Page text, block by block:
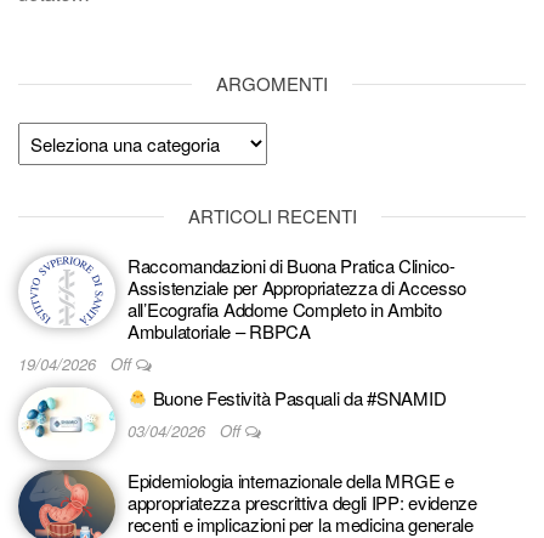
ARGOMENTI
Argomenti
ARTICOLI RECENTI
Raccomandazioni di Buona Pratica Clinico-
Assistenziale per Appropriatezza di Accesso
all’Ecografia Addome Completo in Ambito
Ambulatoriale – RBPCA
19/04/2026 Off
Buone Festività Pasquali da #SNAMID
03/04/2026 Off
Epidemiologia internazionale della MRGE e
appropriatezza prescrittiva degli IPP: evidenze
recenti e implicazioni per la medicina generale